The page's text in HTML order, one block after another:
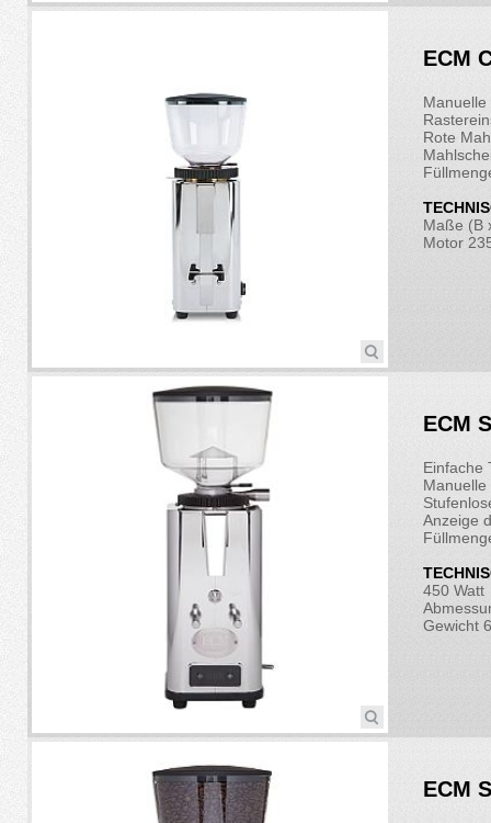
ECM
Rote
Maße (B
Motor
ECM
Einfache
Anzeige
450 Watt
Gewicht
ECM